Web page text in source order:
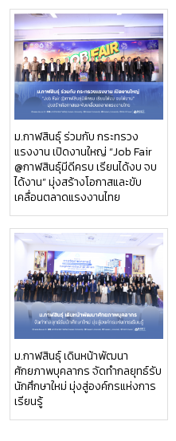
ม.กาฬสินธุ์ ร่วมกับ กระทรวง
แรงงาน เปิดงานใหญ่ “Job Fair
@กาฬสินธุ์มีดีครบ เรียนได้งบ จบ
ได้งาน” มุ่งสร้างโอกาสและขับ
เคลื่อนตลาดแรงงานไทย
ม.กาฬสินธุ์ เดินหน้าพัฒนา
ศักยภาพบุคลากร จัดทำกลยุทธ์รับ
นักศึกษาใหม่ มุ่งสู่องค์กรแห่งการ
เรียนรู้